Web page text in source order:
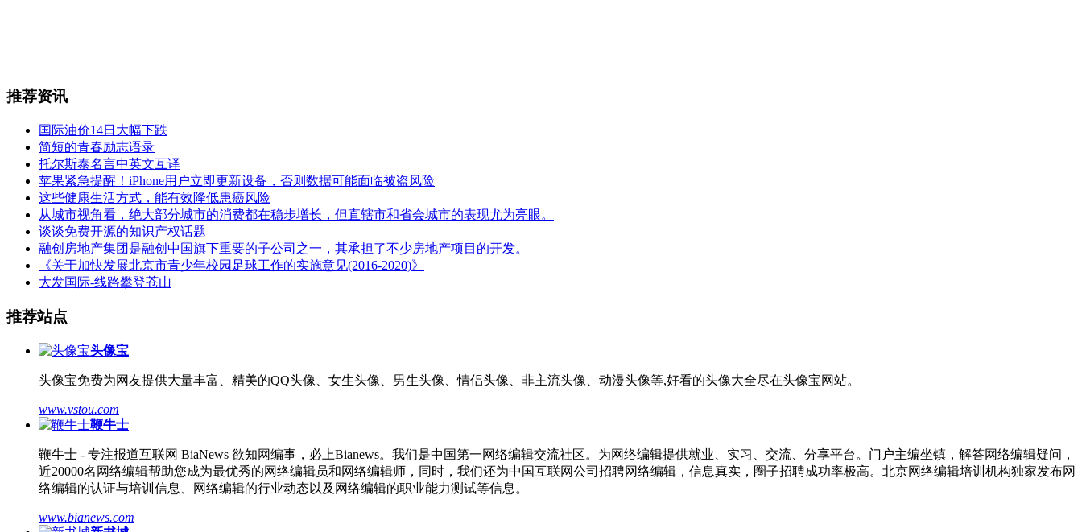
推荐资讯
国际油价14日大幅下跌
简短的青春励志语录
托尔斯泰名言中英文互译
苹果紧急提醒！iPhone用户立即更新设备，否则数据可能面临被盗风险
这些健康生活方式，能有效降低患癌风险
从城市视角看，绝大部分城市的消费都在稳步增长，但直辖市和省会城市的表现尤为亮眼。
谈谈免费开源的知识产权话题
融创房地产集团是融创中国旗下重要的子公司之一，其承担了不少房地产项目的开发。
《关于加快发展北京市青少年校园足球工作的实施意见(2016-2020)》
大发国际-线路攀登苍山
推荐站点
头像宝
头像宝免费为网友提供大量丰富、精美的QQ头像、女生头像、男生头像、情侣头像、非主流头像、动漫头像等,好看的头像大全尽在头像宝网站。
www.vstou.com
鞭牛士
鞭牛士 - 专注报道互联网 BiaNews 欲知网编事，必上Bianews。我们是中国第一网络编辑交流社区。为网络编辑提供就业、实习、交流、分享平台。门户主编坐镇，解答网络编辑疑问，
近20000名网络编辑帮助您成为最优秀的网络编辑员和网络编辑师，同时，我们还为中国互联网公司招聘网络编辑，信息真实，圈子招聘成功率极高。北京网络编辑培训机构独家发布网
络编辑的认证与培训信息、网络编辑的行业动态以及网络编辑的职业能力测试等信息。
www.bianews.com